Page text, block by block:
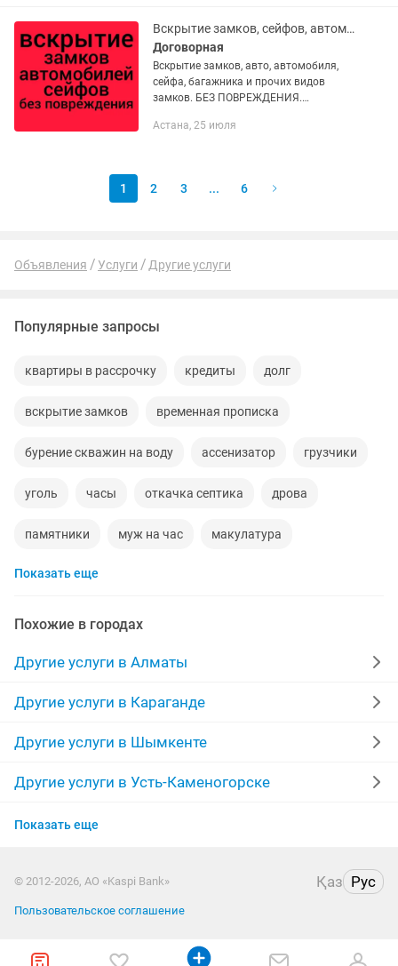
Вскрытие замков, сейфов, автомобиля, открыть электронный замок
Договорная
Вскрытие замков, авто, автомобиля,
сейфа, багажника и прочих видов
замков. БЕЗ ПОВРЕЖДЕНИЯ.
Официально, все с документами
Астана, 25 июля
1 2 3 ... 6
Объявления Услуги Другие услуги
Популярные запросы
квартиры в рассрочку кредиты долг
вскрытие замков временная прописка
бурение скважин на воду ассенизатор грузчики
уголь часы откачка септика дрова
памятники муж на час макулатура
вывоз мусора
нужны деньги реставрация
документы реставрация ванн
чистка канализации деревья
жалюзи деньги изготовление ключей
ворота на заказ
Показать еще
Похожие в городах
Другие услуги в Алматы
Другие услуги в Караганде
Другие услуги в Шымкенте
Другие услуги в Усть-Каменогорске
Другие услуги в Актобе
Другие услуги в Таразе
Другие услуги в Павлодаре
Показать еще
© 2012-2026, АО «Kaspi Bank» Қаз Рус
Пользовательское соглашение